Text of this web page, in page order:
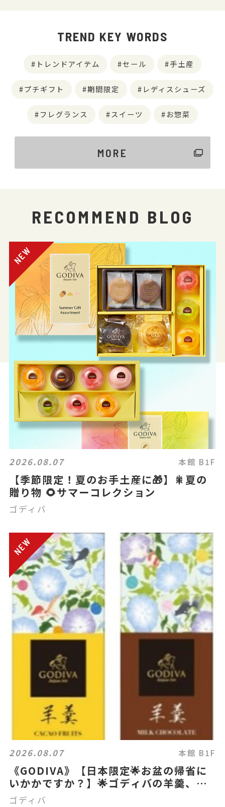
TREND KEY WORDS
トレンドアイテム セール 手土産
プチギフト 期間限定 レディスシューズ
フレグランス スイーツ お惣菜
MORE
RECOMMEND BLOG
2026.08.07 本館 B1F
【季節限定！夏のお手土産に🎁】🎇夏の
贈り物 🌻サマーコレクション
ゴディバ
2026.08.07 本館 B1F
《GODIVA》【日本限定🌟お盆の帰省に
いかかですか？】🌟ゴディバの羊羹、注
目です👀
ゴディバ